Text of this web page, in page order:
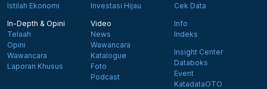
Istilah Ekonomi
Investasi Hijau
Cek Data
In-Depth & Opini
Telaah
Opini
Wawancara
Laporan Khusus
Video
News
Wawancara
Katalogue
Foto
Podcast
Info
Indeks
Insight Center
Databoks
Event
KatadataOTO